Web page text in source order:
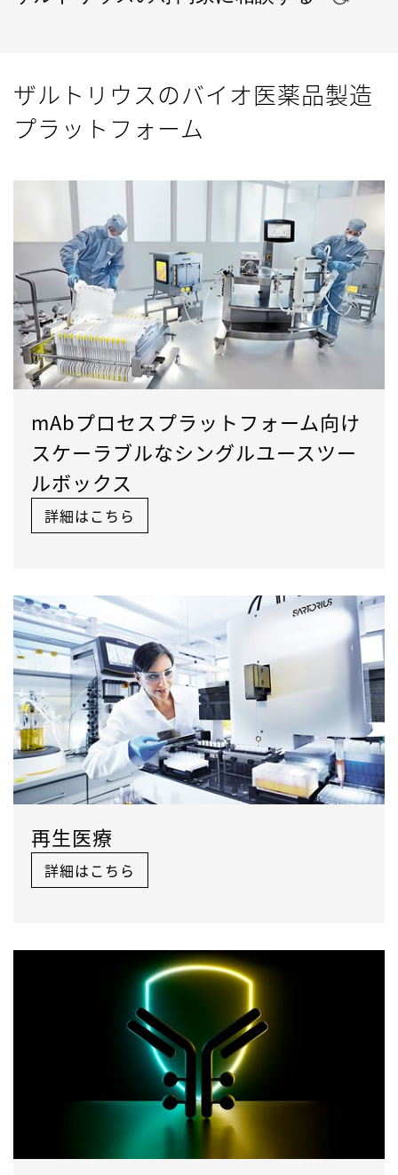
ザルトリウスのバイオ医薬品製造
プラットフォーム
mAbプロセスプラットフォーム向け
スケーラブルなシングルユースツー
ルボックス
詳細はこちら
再生医療
詳細はこちら